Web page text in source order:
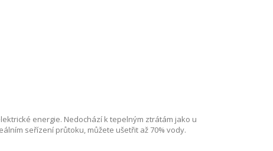
energie. Nedochází k tepelným ztrátám jako u
seřízení průtoku, můžete ušetřit až 70% vody.